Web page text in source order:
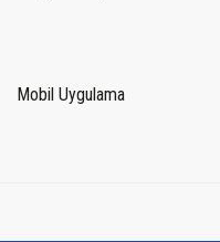
Mobil Uygulama